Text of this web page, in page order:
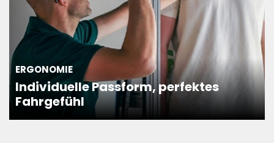
ERGONOMIE
Individuelle Passform, perfektes
Fahrgefühl